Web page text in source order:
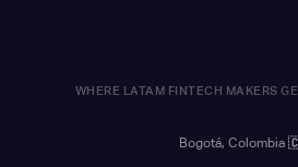
WHERE LATAM FINTECH MAKERS
Bogotá, Colombia